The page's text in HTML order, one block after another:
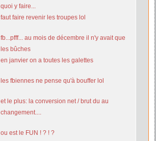
quoi y faire...
faut faire revenir les troupes lol
fb...pfff... au mois de décembre il n'y avait que
les bûches
en janvier on a toutes les galettes
les fbiennes ne pense qu'à bouffer lol
et le plus: la conversion net / brut du au
changement....
ou est le FUN ! ? ! ?